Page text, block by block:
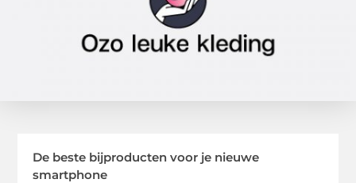
De beste bijproducten voor je nieuwe
smartphone